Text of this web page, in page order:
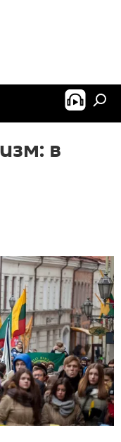
в